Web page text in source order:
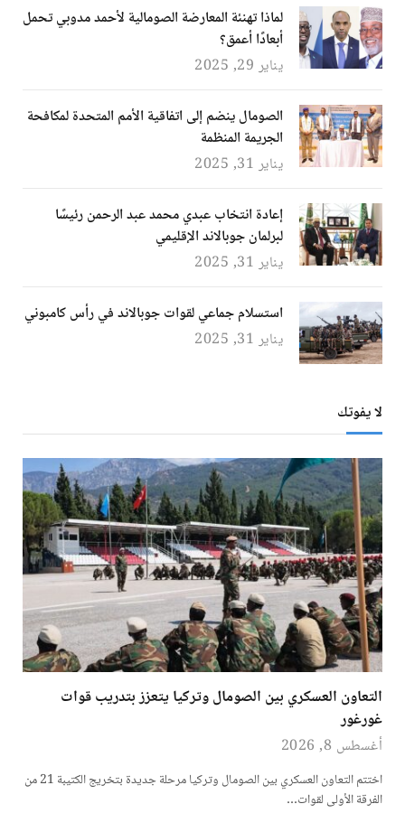
لماذا تهنئة المعارضة الصومالية لأحمد مدوبي تحمل
أبعادًا أعمق؟
يناير 29, 2025
الصومال ينضم إلى اتفاقية الأمم المتحدة لمكافحة
الجريمة المنظمة
يناير 31, 2025
إعادة انتخاب عبدي محمد عبد الرحمن رئيسًا
لبرلمان جوبالاند الإقليمي
يناير 31, 2025
استسلام جماعي لقوات جوبالاند في رأس كامبوني
يناير 31, 2025
لا يفوتك
التعاون العسكري بين الصومال وتركيا يتعزز بتدريب قوات
غورغور
أغسطس 8, 2026
اختتم التعاون العسكري بين الصومال وتركيا مرحلة جديدة بتخريج الكتيبة 21 من
الفرقة الأولى لقوات…